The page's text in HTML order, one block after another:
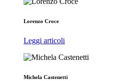
Lorenzo Croce
Leggi articoli
Michela Castenetti